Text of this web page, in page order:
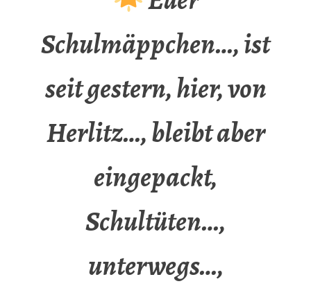
Schulmäppchen…, ist
seit gestern, hier, von
Herlitz…, bleibt aber
eingepackt,
Schultüten…,
unterwegs…,